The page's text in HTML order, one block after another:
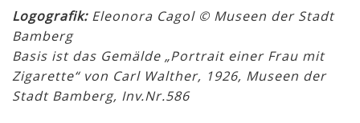
Logografik:Eleonora Cagol © Museen der Stadt
Bamberg
Basis ist das Gemälde „Portrait einer Frau mit
Zigarette“ von Carl Walther, 1926, Museen der
Stadt Bamberg, Inv.Nr.586